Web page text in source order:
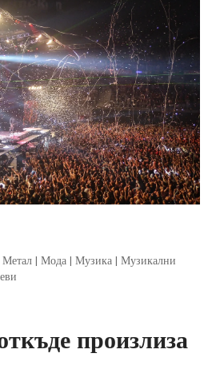
Метал | Мода | Музика | Музикални
произлиза